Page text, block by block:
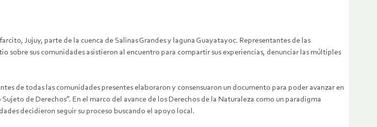
Jujuy, parte de la cuenca de Salinas Grandes y laguna Guayatayoc. Representantes de las
sobre sus comunidades asistieron al encuentro para compartir sus experiencias, denunciar las múltiples
de todas las comunidades presentes elaboraron y consensuaron un documento para poder avanzar en
de Derechos”. En el marco del avance de los Derechos de la Naturaleza como un paradigma
decidieron seguir su proceso buscando el apoyo local.